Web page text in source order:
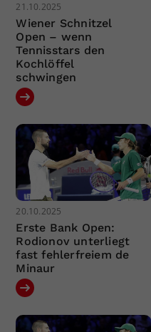
21.10.2025
Wiener Schnitzel
Open – wenn
Tennisstars den
Kochlöffel
schwingen
20.10.2025
Erste Bank Open:
Rodionov unterliegt
fast fehlerfreiem de
Minaur